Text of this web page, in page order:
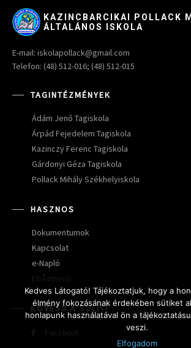
KAZINCBARCIKAI POLLACK
ÁLTALÁNOS ISKOLA
E-mail: iskolapollack@gmail.com
Telefon: (48) 512-016; (48) 512-015
TAGINTÉZMÉNYEK
Ádám Jenő Tagiskola
Árpád Fejedelem Tagiskola
Kazinczy Ferenc Tagiskola
Gárdonyi Géza Tagiskola
Pollack Mihály Székhelyiskola
HASZNOS
Dokumentumok
Kapcsolat
e-Napló
Ebédmenü
KÖVESD A SULIT!
Kedves Látogató! Tájékoztatjuk, hogy a
élmény fokozásának érdekében sütiket
honlapunk használatával ön a
veszi.
Elfogadom